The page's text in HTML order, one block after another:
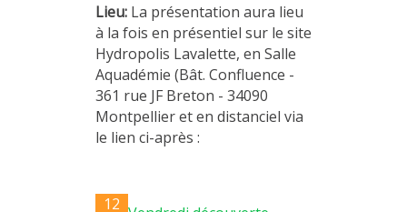
Lieu: La présentation aura lieu
à la fois en présentiel sur le site
Hydropolis Lavalette, en Salle
Aquadémie (Bât. Confluence -
361 rue JF Breton - 34090
Montpellier et en distanciel via
le lien ci-après :
12